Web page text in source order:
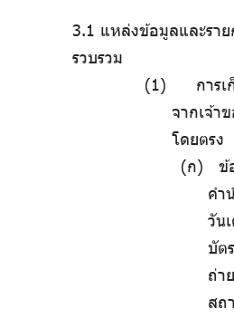
3.1 แหล่งข้อมูลและรา
รวบรวม
การเก็
จากเจ้า
โดยตรง
(ก) ข้
คำ
วัน
บัต
ถ่า
สถ